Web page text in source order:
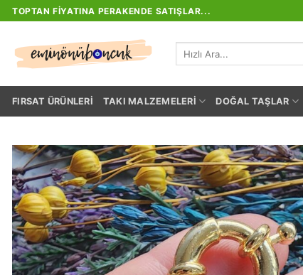
İçeriğe
atla
TOPTAN FIYATINA PERAKENDE SATIŞLAR...
FIRSAT ÜRÜNLERI TAKI MALZEMELERI DOĞAL TAŞLAR